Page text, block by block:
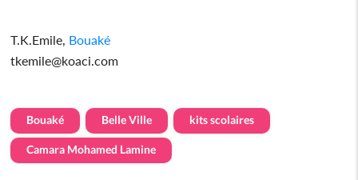
T.K.Emile, Bouaké
tkemile@koaci.com
Bouaké Belle Ville kits scolaires
Camara Mohamed Lamine